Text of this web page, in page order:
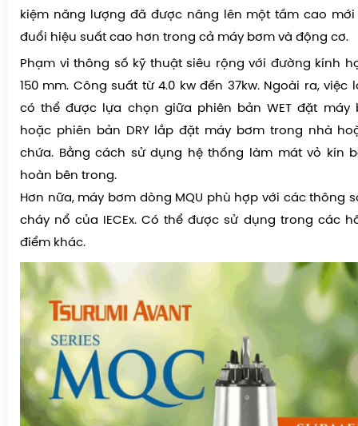
kiệm năng lượng đã được nâng lên một tầm cao
đuổi hiệu suất cao hơn trong cả máy bơm và động cơ.
Phạm vi thông số kỹ thuật siêu rộng với đường kính
150 mm. Công suất từ 4.0 kw đến 37kw. Ngoài ra, việc
có thể được lựa chọn giữa phiên bản WET đặt máy
hoặc phiên bản DRY lắp đặt máy bơm trong nhà
chứa. Bằng cách sử dụng hệ thống làm mát vỏ kín
hoàn bên trong.
Hơn nữa, máy bơm dòng MQU phù hợp với các thông
cháy nổ của IECEx. Có thể được sử dụng trong các
điểm khác.